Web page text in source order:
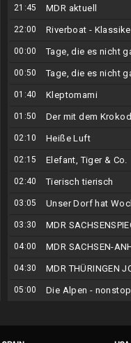
21:45 MDR aktuell
22:00 Riverboat -
00:00 Tage, die es nicht
00:50 Tage, die es nicht
01:40 Kleptomami
01:50 Der mit dem
02:10 Heiße Luft
02:15 Elefant, Tiger & Co.
02:40 Tierisch tierisch
03:05 Unser Dorf hat
03:30 MDR
04:00 MDR SACHSEN-
04:30 MDR THÜRINGEN
05:00 Die Alpen - nonstop